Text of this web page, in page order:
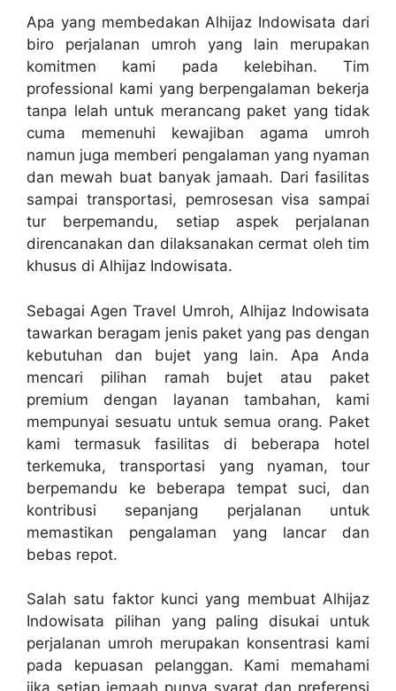
Apa yang membedakan Alhijaz Indowisata dari
biro perjalanan umroh yang lain merupakan
komitmen kami pada kelebihan. Tim
professional kami yang berpengalaman bekerja
tanpa lelah untuk merancang paket yang tidak
cuma memenuhi kewajiban agama umroh
namun juga memberi pengalaman yang nyaman
dan mewah buat banyak jamaah. Dari fasilitas
sampai transportasi, pemrosesan visa sampai
tur berpemandu, setiap aspek perjalanan
direncanakan dan dilaksanakan cermat oleh tim
khusus di Alhijaz Indowisata.
Sebagai Agen Travel Umroh, Alhijaz Indowisata
tawarkan beragam jenis paket yang pas dengan
kebutuhan dan bujet yang lain. Apa Anda
mencari pilihan ramah bujet atau paket
premium dengan layanan tambahan, kami
mempunyai sesuatu untuk semua orang. Paket
kami termasuk fasilitas di beberapa hotel
terkemuka, transportasi yang nyaman, tour
berpemandu ke beberapa tempat suci, dan
kontribusi sepanjang perjalanan untuk
memastikan pengalaman yang lancar dan
bebas repot.
Salah satu faktor kunci yang membuat Alhijaz
Indowisata pilihan yang paling disukai untuk
perjalanan umroh merupakan konsentrasi kami
pada kepuasan pelanggan. Kami memahami
jika setiap jemaah punya syarat dan preferensi